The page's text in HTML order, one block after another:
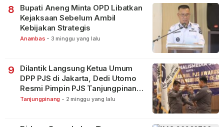
8
Bupati Aneng Minta OPD Libatkan
Kejaksaan Sebelum Ambil
Kebijakan Strategis
Anambas - 3 minggu yang lalu
9
Dilantik Langsung Ketua Umum
DPP PJS di Jakarta, Dedi Utomo
Resmi Pimpin PJS Tanjungpinang-
Bintan
Tanjungpinang - 2 minggu yang lalu